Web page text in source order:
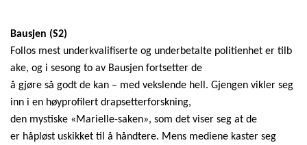
Bausjen (S2)
Follos mest underkvalifiserte og underbetalte politienhet er tilb
ake, og i sesong to av Bausjen fortsetter de
å gjøre så godt de kan – med vekslende hell. Gjengen vikler seg
inn i en høyprofilert drapsetterforskning,
den mystiske «Marielle-saken», som det viser seg at de
er håpløst uskikket til å håndtere. Mens mediene kaster seg